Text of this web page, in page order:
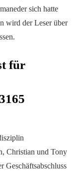
sich hatte
wird der Leser über
für
Christian und Tony
Geschäftsabschluss